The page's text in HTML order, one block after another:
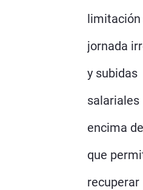
limitación
jornada
y subidas
salariales
encima
que
recuperar